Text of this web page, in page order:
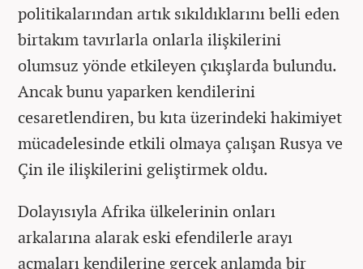
politikalarından artık sıkıldıklarını belli eden
birtakım tavırlarla onlarla ilişkilerini
olumsuz yönde etkileyen çıkışlarda bulundu.
Ancak bunu yaparken kendilerini
cesaretlendiren, bu kıta üzerindeki hakimiyet
mücadelesinde etkili olmaya çalışan Rusya ve
Çin ile ilişkilerini geliştirmek oldu.
Dolayısıyla Afrika ülkelerinin onları
arkalarına alarak eski efendilerle arayı
açmaları kendilerine gerçek anlamda bir